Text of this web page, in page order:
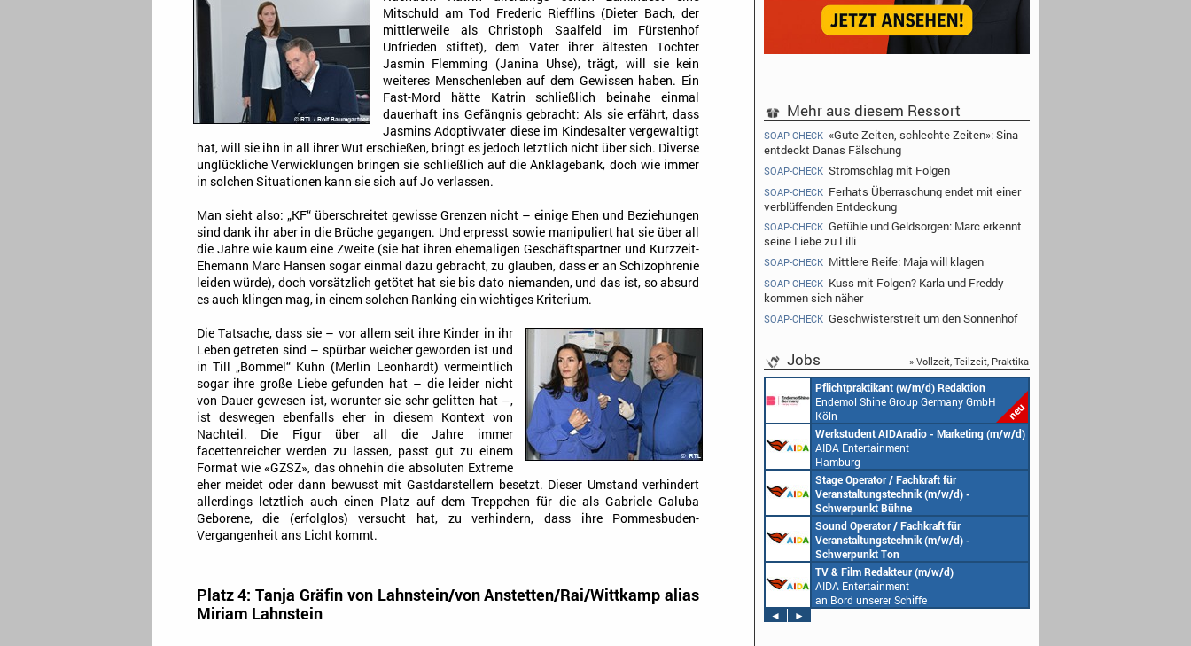
Mitschuld am Tod Frederic Riefflins (Dieter Bach, der
mittlerweile als Christoph Saalfeld im Fürstenhof
Unfrieden stiftet), dem Vater ihrer ältesten Tochter
Jasmin Flemming (Janina Uhse), trägt, will sie kein
weiteres Menschenleben auf dem Gewissen haben. Ein
Fast-Mord hätte Katrin schließlich beinahe einmal
dauerhaft ins Gefängnis gebracht: Als sie erfährt, dass
Jasmins Adoptivvater diese im Kindesalter vergewaltigt
hat, will sie ihn in all ihrer Wut erschießen, bringt es jedoch letztlich nicht über sich. Diverse
unglückliche Verwicklungen bringen sie schließlich auf die Anklagebank, doch wie immer
in solchen Situationen kann sie sich auf Jo verlassen.
Man sieht also: „KF“ überschreitet gewisse Grenzen nicht – einige Ehen und Beziehungen
sind dank ihr aber in die Brüche gegangen. Und erpresst sowie manipuliert hat sie über all
die Jahre wie kaum eine Zweite (sie hat ihren ehemaligen Geschäftspartner und Kurzzeit-
Ehemann Marc Hansen sogar einmal dazu gebracht, zu glauben, dass er an Schizophrenie
leiden würde), doch vorsätzlich getötet hat sie bis dato niemanden, und das ist, so absurd
es auch klingen mag, in einem solchen Ranking ein wichtiges Kriterium.
Die Tatsache, dass sie – vor allem seit ihre Kinder in ihr
Leben getreten sind – spürbar weicher geworden ist und
in Till „Bommel“ Kuhn (Merlin Leonhardt) vermeintlich
sogar ihre große Liebe gefunden hat – die leider nicht
von Dauer gewesen ist, worunter sie sehr gelitten hat –,
ist deswegen ebenfalls eher in diesem Kontext von
Nachteil. Die Figur über all die Jahre immer
facettenreicher werden zu lassen, passt gut zu einem
Format wie «GZSZ», das ohnehin die absoluten Extreme
eher meidet oder dann bewusst mit Gastdarstellern besetzt. Dieser Umstand verhindert
allerdings letztlich auch einen Platz auf dem Treppchen für die als Gabriele Galuba
Geborene, die (erfolglos) versucht hat, zu verhindern, dass ihre Pommesbuden-
Vergangenheit ans Licht kommt.
Platz 4: Tanja Gräfin von Lahnstein/von Anstetten/Rai/Wittkamp alias
Miriam Lahnstein
Mehr aus diesem Ressort
SOAP-CHECK «Gute Zeiten, schlechte Zeiten»: Sina
entdeckt Danas Fälschung
SOAP-CHECK Stromschlag mit Folgen
SOAP-CHECK Ferhats Überraschung endet mit einer
verblüffenden Entdeckung
SOAP-CHECK Gefühle und Geldsorgen: Marc erkennt
seine Liebe zu Lilli
SOAP-CHECK Mittlere Reife: Maja will klagen
SOAP-CHECK Kuss mit Folgen? Karla und Freddy
kommen sich näher
SOAP-CHECK Geschwisterstreit um den Sonnenhof
Jobs » Vollzeit, Teilzeit, Praktika
Pflichtpraktikant (w/m/d) Redaktion
Endemol Shine Group Germany GmbH
Köln
Werkstudent AIDAradio - Marketing (m/w/d)
AIDA Entertainment
Hamburg
Stage Operator / Fachkraft für
Veranstaltungstechnik (m/w/d) -
Schwerpunkt Bühne
AIDA Entertainment
Sound Operator / Fachkraft für
AIDA Entertainment
an Bord unserer Schiffe
Redakteur (w/m/d) oder Jungredakteur
(w/m/d)
Endemol Shine Group Germany GmbH
Köln
Senior Video Producer/ 1st TV Operator
(m/w/d)
AIDA Entertainment
an Bord unserer Schiffe
Studentische Aushilfe (w/m/d) – YouTube
Endemol Shine Group Germany GmbH
Köln
Redaktionsleitung (w/m/d)
Endemol Shine Group Germany GmbH
Köln
Producer (w/m/d)
Endemol Shine Group Germany GmbH
Köln
◄
►